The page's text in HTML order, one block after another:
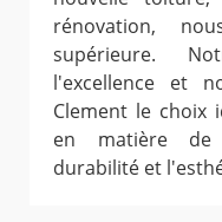
rénovation,
supérieure.
l'excellence et
Clement le choix
en matière de
durabilité et